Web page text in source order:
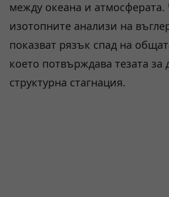
между океана и атмосферата.
изотопните анализи на
показват рязък спад на
което потвърждава тезата за
структурна стагнация.